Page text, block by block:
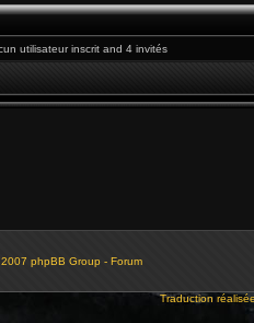
utilisateur inscrit and 4 invités
phpBB Group - Forum
Traduction